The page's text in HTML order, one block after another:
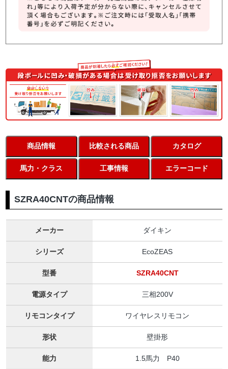
商品情報 比較される商品 カタログ
馬力・クラス 工事情報 エラーコード
SZRA40CNTの商品情報
メーカー ダイキン
シリーズ EcoZEAS
型番 SZRA40CNT
電源タイプ 三相200V
リモコンタイプ ワイヤレスリモコン
形状 壁掛形
能力 1.5馬力 P40